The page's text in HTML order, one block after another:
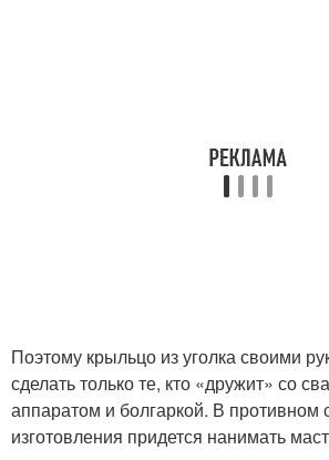
Поэтому крыльцо из уголка своими
сделать только те, кто «дружит» со
аппаратом и болгаркой. В противном
изготовления придется нанимать